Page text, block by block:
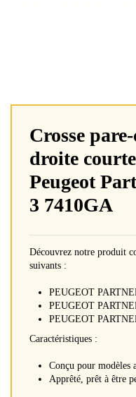
Crosse
droite
Peugeot
3 7410GA
Découvrez notre produit
suivants :
PEUGEOT
PEUGEOT
PEUGEOT
Caractéristiques :
Conçu pour modèles
Apprêté, prêt à être